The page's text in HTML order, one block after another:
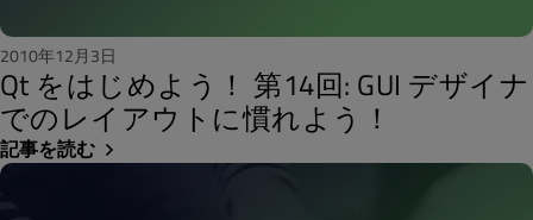
2010年12月3日
Qt をはじめよう！ 第14回: GUI デザイナ
でのレイアウトに慣れよう！
記事を読む